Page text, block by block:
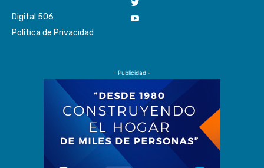
Digital 506
Política de Privacidad
- Publicidad -